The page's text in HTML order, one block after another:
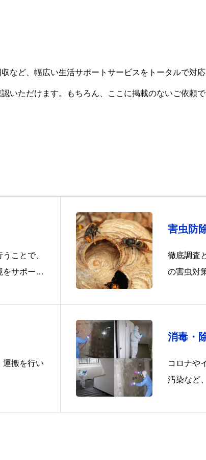
など、幅広い生活サポートサービスをトータルで対応
ただけます。もちろん、ここに掲載のないご依頼で
ことで、
をサポート
害虫防
徹底調査
の害虫対
運搬を行い
消毒・
コロナや
汚染など